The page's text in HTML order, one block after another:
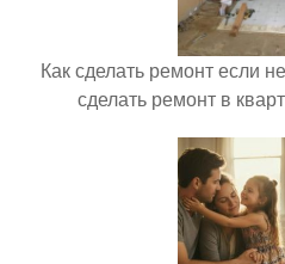
Как сделать ремонт если
сделать ремонт в